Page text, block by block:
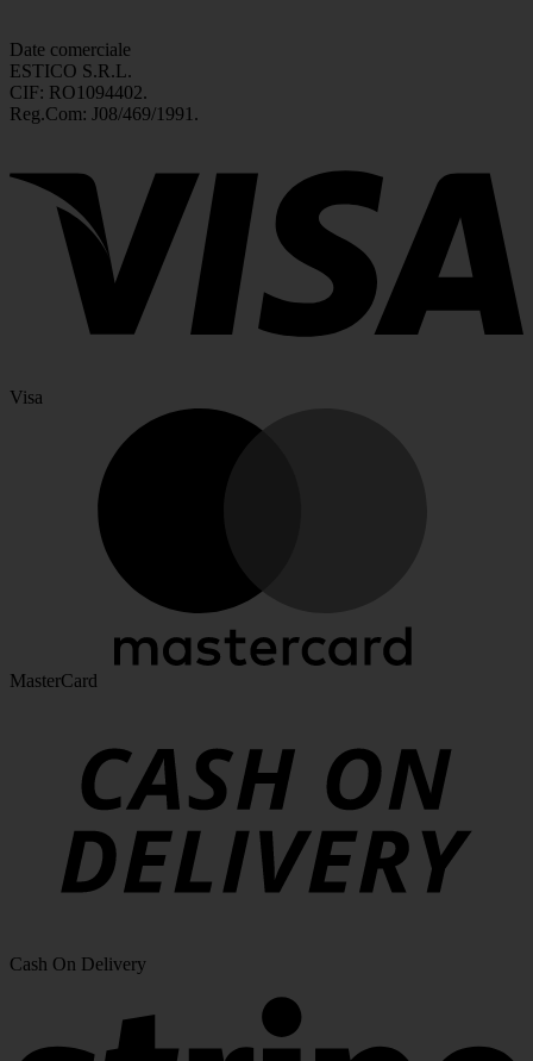
Date comerciale
ESTICO S.R.L.
CIF: RO1094402.
Reg.Com: J08/469/1991.
Visa
MasterCard
Cash On Delivery